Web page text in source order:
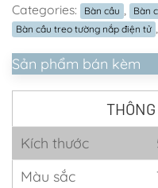
Categories:
Bàn cầu Bàn
Bàn cầu treo tường nắp điện tử
Sản phẩm bán kèm
Kích thước
Màu sắc